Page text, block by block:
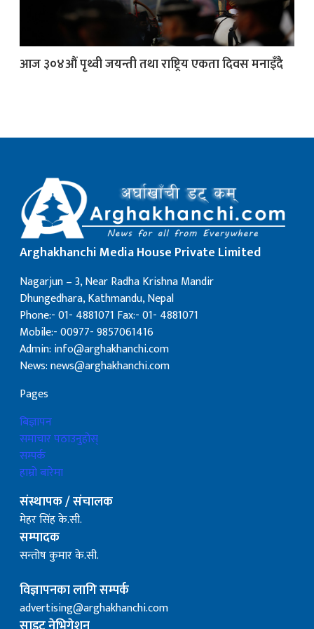
आज ३०४औं पृथ्वी जयन्ती तथा राष्ट्रिय एकता दिवस मनाइँदै
Arghakhanchi Media House Private Limited
Nagarjun – 3, Near Radha Krishna Mandir
Dhungedhara, Kathmandu, Nepal
Phone:- 01- 4881071 Fax:- 01- 4881071
Mobile:- 00977- 9857061416
Admin: info@arghakhanchi.com
News: news@arghakhanchi.com
Pages
बिज्ञापन
समाचार पठाउनुहोस्
सम्पर्क
हाम्रो बारेमा
संस्थापक / संचालक
मेहर सिंह के.सी.
सम्पादक
सन्तोष कुमार के.सी.
विज्ञापनका लागि सम्पर्क
advertising@arghakhanchi.com